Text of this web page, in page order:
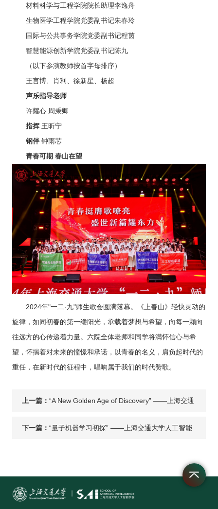
材料科学与工程学院院长助理李逸舟
生物医学工程学院党委副书记朱春玲
国际与公共事务学院党委副书记程茵
智慧能源创新学院党委副书记陈九
（以下参演教师按首字母排序）
王言博、肖利、徐新星、杨超
声乐指导老师
许耀心 周秉卿
指挥 王昕宁
钢伴 钟雨芯
青春可期 春山在望
2024年"一二·九"师生歌会圆满落幕。《上春山》轻快灵动的
旋律，如同初春的第一缕阳光，承载着梦想与希望，向每一颗向
往远方的心传递着力量。六院全体老师和同学将满怀信心与希
望，怀揣着对未来的憧憬和承诺，以青春的名义，肩负起时代的
重任，在新时代的征程中，唱响属于我们的时代赞歌。
上一篇： “A New Golden Age of Discovery” ——上海交通
大学人工智能学院第三次 “深度学习”活动顺利
下一篇： “量子机器学习初探” ——上海交通大学人工智能